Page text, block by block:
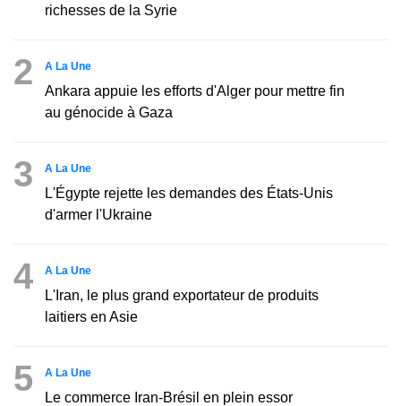
richesses de la Syrie
2 A La Une
Ankara appuie les efforts d'Alger pour mettre fin
au génocide à Gaza
3 A La Une
L'Égypte rejette les demandes des États-Unis
d'armer l'Ukraine
4 A La Une
L'Iran, le plus grand exportateur de produits
laitiers en Asie
5 A La Une
Le commerce Iran-Brésil en plein essor